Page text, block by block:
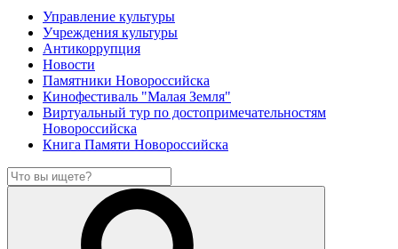
Управление культуры
Учреждения культуры
Антикоррупция
Новости
Памятники Новороссийска
Кинофестиваль "Малая Земля"
Виртуальный тур по достопримечательностям
Новороссийска
Книга Памяти Новороссийска